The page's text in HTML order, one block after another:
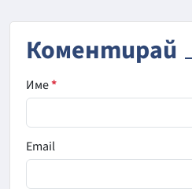
Коментирай
Име*
Email